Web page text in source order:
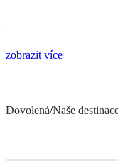
zobrazit více
Dovolená/Naše